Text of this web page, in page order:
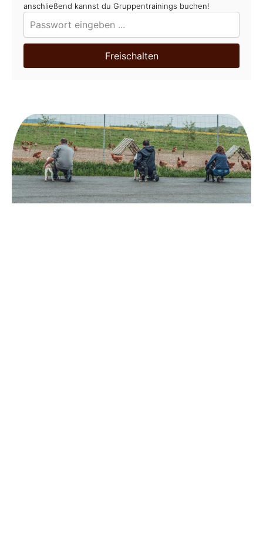
anschließend kannst du Gruppentrainings buchen!
Freischalten